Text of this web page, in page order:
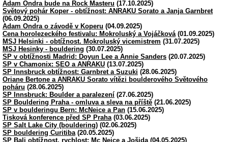
Adam Ondra bude na Rock Masteru (17.10.2025)
Světový pohár Koper - obtížnost: ANRAKU Sorato a Janja Garnbret
(06.09.2025)
Adam Ondra o závodě v Koperu (04.09.2025)
Cena horolezeckého festivalu: Mokroluský a Vojáčková(01.09.2025)
MSJ Helsinki - obtížnost. Mokroluský vicemistrem (31.07.2025)
MSJ Hesinky - bouldering (30.07.2025)
SP v obtížnosti Madrid: Doyun Lee a Annie Sanders (20.07.2025)
SP v Chamonix: SEO a ANRAKU (13.07.2025)
SP Innsbruck obtížnost: Garnbret a Suzuki (28.06.2025)
Oriane Bertone a ANRAKU Sorato vítězi boulderového Světového
poháru (28.06.2025)
SP Innsbruck: Boulder a paralezení (27.06.2025)
SP Bouldering Praha - omluva a sleva na příště (21.06.2025)
SP v boulderingu Bern: McNeice a Pan (15.06.2025)
Tisková konference před SP Praha(03.06.2025)
SP Salt Lake City (bouldering) (02.06.2025)
SP bouldering Curitiba(20.05.2025)
SP Bali obtížnost, rychlost: Mc Neice a Jošida(04.05.2025)